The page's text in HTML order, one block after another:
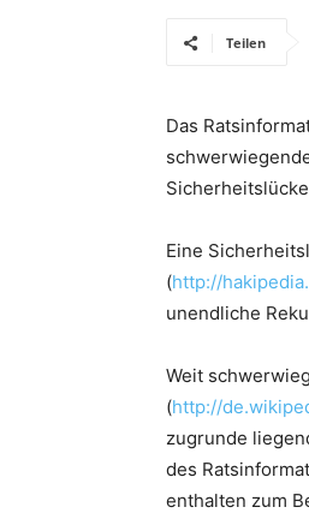
Teilen
Das
Eine
(http://
unendliche
Weit
(http://
zugrunde
des
enthalten zum